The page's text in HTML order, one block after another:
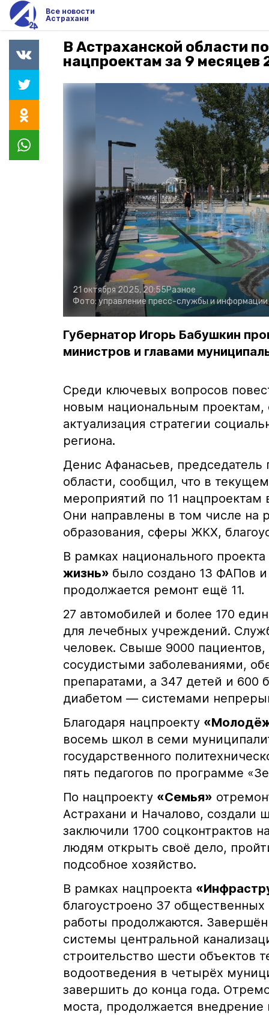
Все новости
Астрахани
В Астраханской области
нацпроектам за 9 месяцев
21 октября 2025, 20:55Разное
Фото:управление пресс-службы и
Губернатор Игорь Бабушкин
министров и главами
Среди ключевых вопросов
новым национальным проектам,
актуализация стратегии
региона.
Денис Афанасьев, председатель
области, сообщил, что в
мероприятий по 11
Они направлены в том числе на
образования, сферы ЖКХ,
В рамках национального проекта
жизнь» было создано 13 ФАПов
продолжается ремонт ещё 11.
27 автомобилей и более 170
для лечебных учреждений.
человек. Свыше 9000
сосудистыми заболеваниями,
препаратами, а 347 детей и
диабетом — системами
Благодаря нацпроекту
восемь школ в семи
государственного
пять педагогов по программе
По нацпроекту «Семья»
Астрахани и Началово, создали
заключили 1700 соцконтрактов
людям открыть своё дело,
подсобное хозяйство.
В рамках нацпроекта
благоустроено 37
работы продолжаются.
системы центральной
строительство шести объектов
водоотведения в четырёх
завершить до конца года.
моста, продолжается внедрение